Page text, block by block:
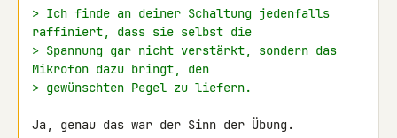
> Ich finde an deiner Schaltung jedenfalls
raffiniert, dass sie selbst die
> Spannung gar nicht verstärkt, sondern das
Mikrofon dazu bringt, den
> gewünschten Pegel zu liefern.
Ja, genau das war der Sinn der Übung.